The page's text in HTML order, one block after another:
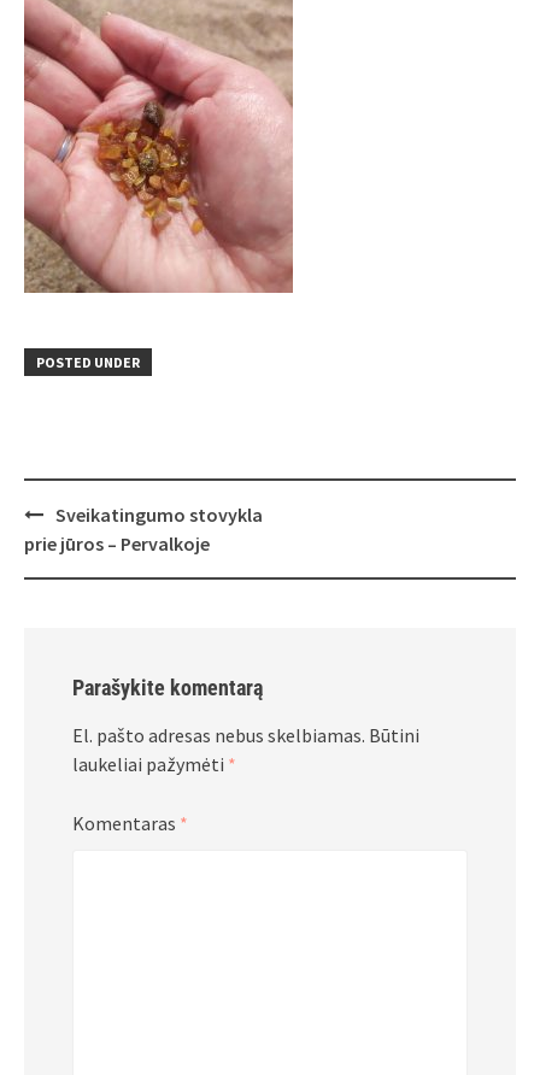
POSTED UNDER
Post
navigation
Sveikatingumo stovykla
prie jūros – Pervalkoje
Parašykite komentarą
El. pašto adresas nebus skelbiamas. Būtini
laukeliai pažymėti *
Komentaras *